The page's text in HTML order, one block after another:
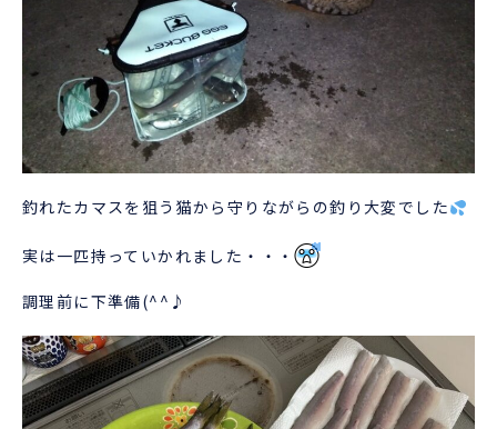
釣れたカマスを狙う猫から守りながらの釣り大変でした
実は一匹持っていかれました・・・
調理前に下準備(^^♪